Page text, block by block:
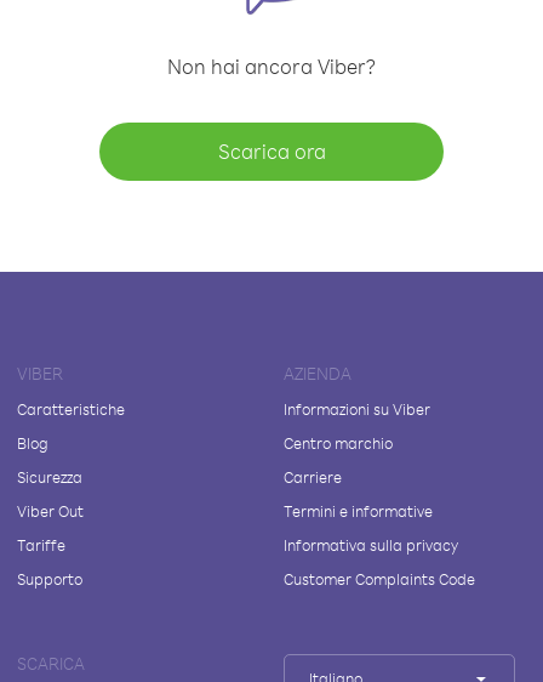
Non hai ancora Viber?
Scarica ora
VIBER
Caratteristiche
Blog
Sicurezza
Viber Out
Tariffe
Supporto
AZIENDA
Informazioni su Viber
Centro marchio
Carriere
Termini e informative
Informativa sulla privacy
Customer Complaints Code
SCARICA